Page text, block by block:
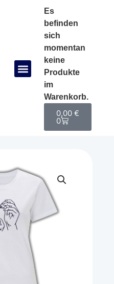
Es
befinden
sich
momentan
keine
Produkte
im
Warenkorb.
0,00 €
0